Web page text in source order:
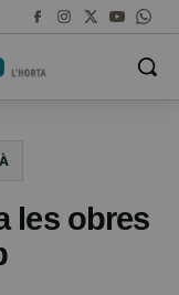
les obres